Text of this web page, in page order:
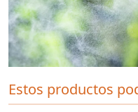
Estos productos